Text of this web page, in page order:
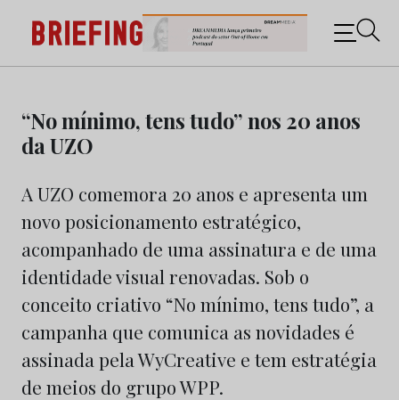
content
Briefing: Todas as notícias sobre os negócios do
Marketing e da Publicidade
“No mínimo, tens tudo” nos 20 anos
da UZO
A UZO comemora 20 anos e apresenta um
novo posicionamento estratégico,
acompanhado de uma assinatura e de uma
identidade visual renovadas. Sob o
conceito criativo “No mínimo, tens tudo”, a
campanha que comunica as novidades é
assinada pela WyCreative e tem estratégia
de meios do grupo WPP.